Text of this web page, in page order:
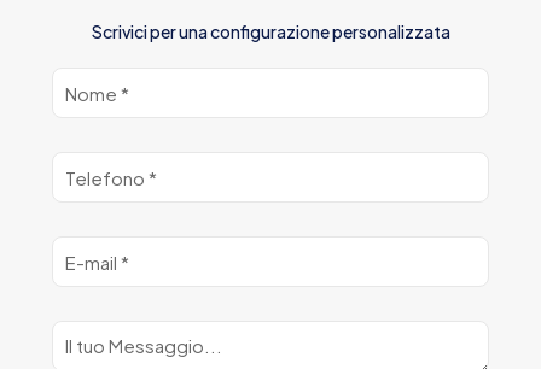
Scrivici per una configurazione personalizzata